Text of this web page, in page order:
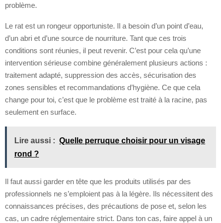
problème.
Le rat est un rongeur opportuniste. Il a besoin d’un point d’eau,
d’un abri et d’une source de nourriture. Tant que ces trois
conditions sont réunies, il peut revenir. C’est pour cela qu’une
intervention sérieuse combine généralement plusieurs actions :
traitement adapté, suppression des accès, sécurisation des
zones sensibles et recommandations d’hygiène. Ce que cela
change pour toi, c’est que le problème est traité à la racine, pas
seulement en surface.
Lire aussi : Quelle perruque choisir pour un visage
rond ?
Il faut aussi garder en tête que les produits utilisés par des
professionnels ne s’emploient pas à la légère. Ils nécessitent des
connaissances précises, des précautions de pose et, selon les
cas, un cadre réglementaire strict. Dans ton cas, faire appel à un